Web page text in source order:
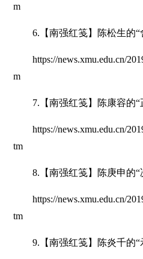
m
6.【南强红笺】陈松生的“
https://news.xmu.edu.cn/
m
7.【南强红笺】陈康容的“
https://news.xmu.edu.cn/
tm
8.【南强红笺】陈庚申的“
https://news.xmu.edu.cn/
tm
9.【南强红笺】陈炎千的“